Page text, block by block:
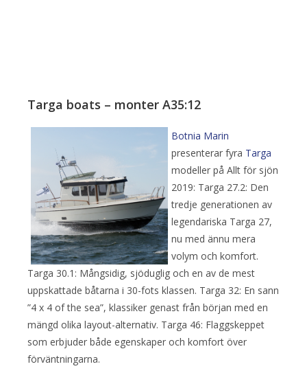
Targa boats – monter A35:12
Botnia Marin
presenterar fyra Targa
modeller på Allt för sjön
2019: Targa 27.2: Den
tredje generationen av
legendariska Targa 27,
nu med ännu mera
volym och komfort.
Targa 30.1: Mångsidig, sjöduglig och en av de mest
uppskattade båtarna i 30-fots klassen. Targa 32: En sann
”4 x 4 of the sea”, klassiker genast från början med en
mängd olika layout-alternativ. Targa 46: Flaggskeppet
som erbjuder både egenskaper och komfort över
förväntningarna.